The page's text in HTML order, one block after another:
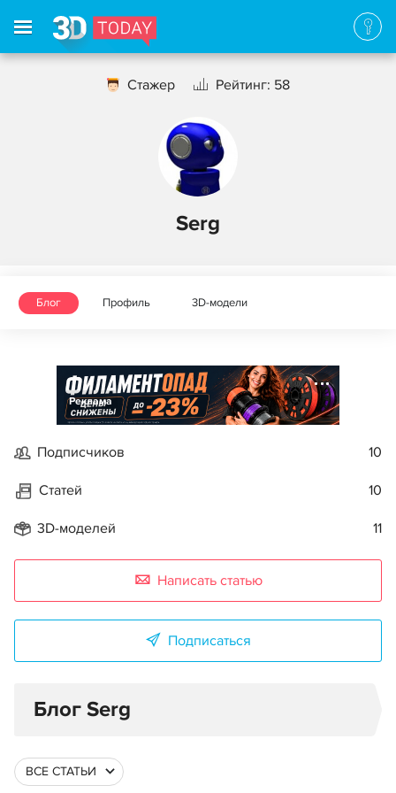
Стажер Рейтинг: 58
Serg
Блог Профиль 3D-модели
Реклама
Подписчиков 10
Статей 10
3D-моделей 11
Написать статью
Подписаться
Блог Serg
ВСЕ СТАТЬИ